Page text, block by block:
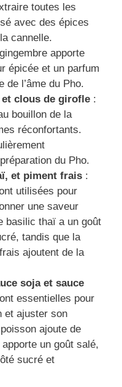
toutes les
avec des épices
cannelle.
apporte
épicée et un parfum
de l’âme du Pho.
clous de girofle :
bouillon de la
réconfortants.
du Pho.
et piment frais :
utilisées pour
une saveur
basilic thaï a un goût
tandis que la
ajoutent de la
soja et sauce
essentielles pour
et ajuster son
ajoute de
un goût salé,
sucré et